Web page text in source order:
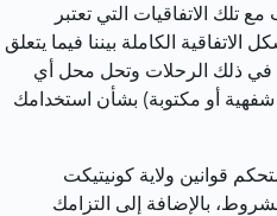
تلك الاتفاقيات التي تعتبر
الكاملة بيننا فيما يتعلق
في ذلك الرحلات وتحل محل أي
شفهية أو مكتوبة) بشأن استخدامك
قوانين ولاية كونيتيكت
بالإضافة إلى التزامك